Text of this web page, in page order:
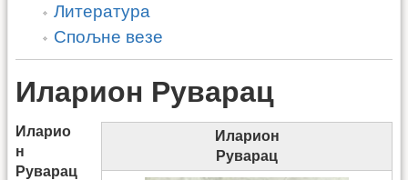
Литература
Спољне везе
Иларион Руварац
Иларион
Руварац
Иларио
н
Руварац